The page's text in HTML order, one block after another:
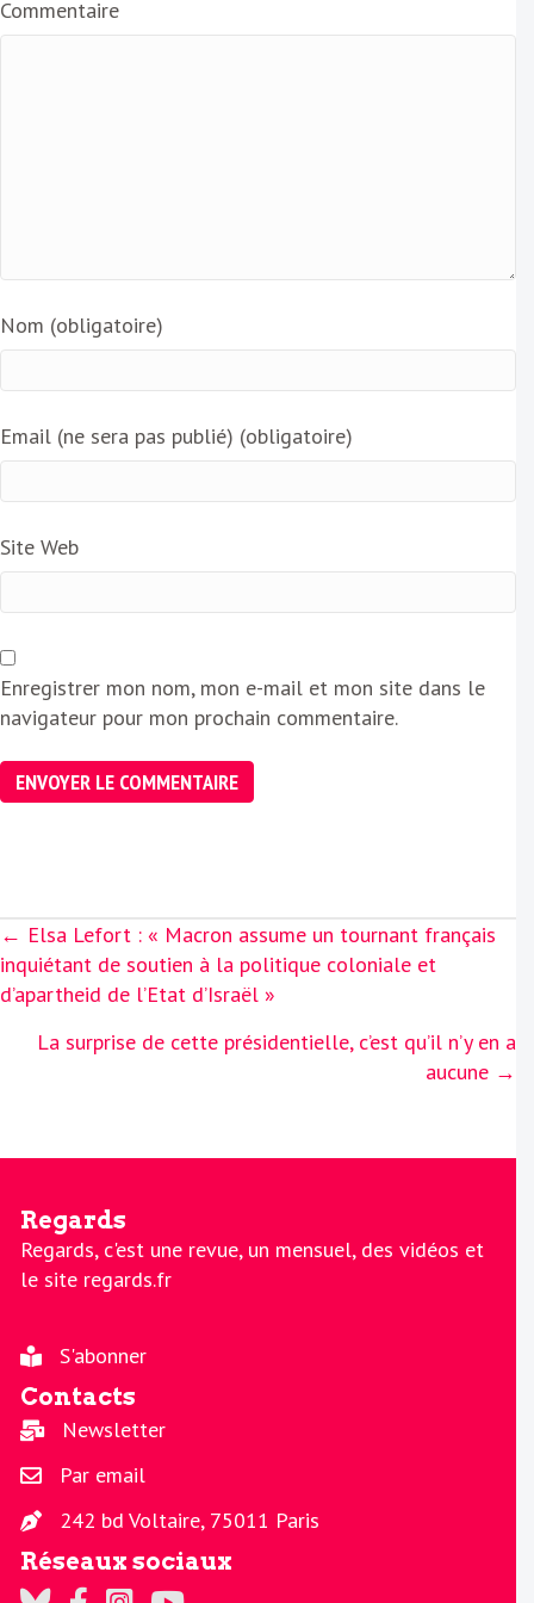
l
Commentaire
Nom (obligatoire)
Email (ne sera pas publié) (obligatoire)
Site Web
Enregistrer mon nom, mon e-mail et mon site dans le
navigateur pour mon prochain commentaire.
Posts
navigation
← Elsa Lefort : « Macron assume un tournant français
inquiétant de soutien à la politique coloniale et
d’apartheid de l’Etat d’Israël »
La surprise de cette présidentielle, c’est qu’il n’y en a
aucune →
Regards
Regards, c'est une revue, un mensuel, des vidéos et
le site regards.fr
S'abonner
Contacts
Newsletter
Par email
242 bd Voltaire, 75011 Paris
Réseaux sociaux